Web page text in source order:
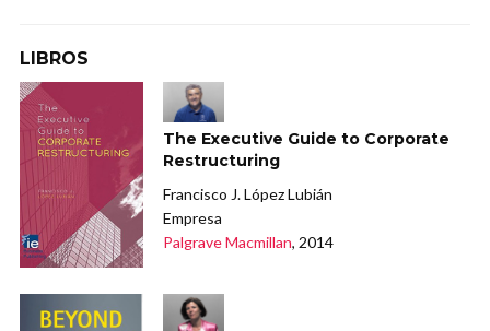
LIBROS
The Executive Guide to Corporate
Restructuring
Francisco J. López Lubián
Empresa
Palgrave Macmillan, 2014